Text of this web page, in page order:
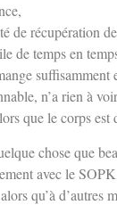
de récupération
de temps en
suffisamment
n’a rien à
que le corps est
chose que
avec le
qu’à d’autres